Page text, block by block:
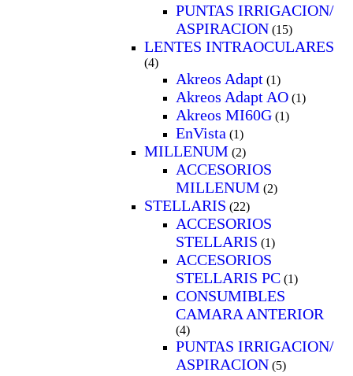
PUNTAS IRRIGACION/
ASPIRACION (15)
LENTES INTRAOCULARES
(4)
Akreos Adapt (1)
Akreos Adapt AO (1)
Akreos MI60G (1)
EnVista (1)
MILLENUM (2)
ACCESORIOS
MILLENUM (2)
STELLARIS (22)
ACCESORIOS
STELLARIS (1)
ACCESORIOS
STELLARIS PC (1)
CONSUMIBLES
CAMARA ANTERIOR
(4)
PUNTAS IRRIGACION/
ASPIRACION (5)